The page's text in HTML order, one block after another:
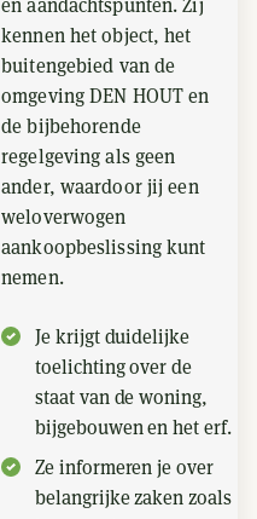
en aandachtspunten. Zij
kennen het object, het
buitengebied van de
omgeving DEN HOUT en
de bijbehorende
regelgeving als geen
ander, waardoor jij een
weloverwogen
aankoopbeslissing kunt
nemen.
Je krijgt duidelijke
toelichting over de
staat van de woning,
bijgebouwen en het erf.
Ze informeren je over
belangrijke zaken zoals